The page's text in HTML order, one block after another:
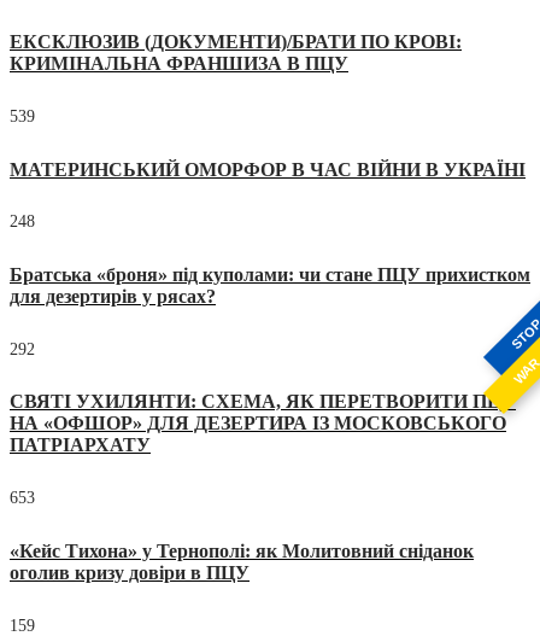
ЕКСКЛЮЗИВ (ДОКУМЕНТИ)/БРАТИ ПО КРОВІ:
КРИМІНАЛЬНА ФРАНШИЗА В ПЦУ
539
МАТЕРИНСЬКИЙ ОМОРФОР В ЧАС ВІЙНИ В УКРАЇНІ
248
Братська «броня» під куполами: чи стане ПЦУ прихистком
для дезертирів у рясах?
292
СВЯТІ УХИЛЯНТИ: СХЕМА, ЯК ПЕРЕТВОРИТИ ПЦУ
НА «ОФШОР» ДЛЯ ДЕЗЕРТИРА ІЗ МОСКОВСЬКОГО
ПАТРІАРХАТУ
653
«Кейс Тихона» у Тернополі: як Молитовний сніданок
оголив кризу довіри в ПЦУ
159